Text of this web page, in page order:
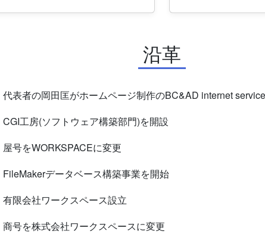
沿革
代表者の岡田匡がホームページ制作のBC&AD internet
CGI工房(ソフトウェア構築部門)を開設
屋号をWORKSPACEに変更
FileMakerデータベース構築事業を開始
有限会社ワークスペース設立
商号を株式会社ワークスペースに変更